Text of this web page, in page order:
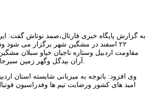
۲۲ اسفند در مشگین شهر برگزار می شود
مقاومت اردبیل وستاره ناجیان خیاو سبلان
وی افزود: باتوجه به میزبانی شایسته استان
امید های کشور ورضایت تیم ها وفدراسیون